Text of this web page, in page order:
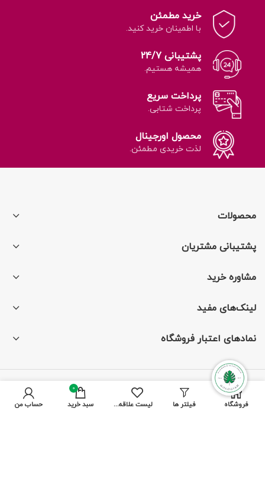
خرید مطمئن
با اطمینان خرید کنید.
پشتیبانی 24/7
همیشه هستیم.
پرداخت سریع
پرداخت شتابی.
محصول اورجینال
لذت خریدی مطمئن.
محصولات
پشتیبانی مشتریان
مشاوره خرید
لینک‌های مفید
نمادهای اعتبار فروشگاه
با ما همراه باشید
فروشگاه فیلتر ها لیست علاقه مندی ها
0
سبد خرید حساب من